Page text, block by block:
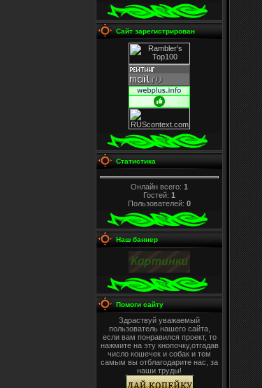
Сайт зарегистрирован
Статистика
Онлайн всего: 1
Гостей: 1
Пользователей: 0
Наш баннер
Помоги сайту
Здраствуй уважаемый
пользователь нашего сайта,
если вам понравился проект, то
нажмите на эту кнопочку,отгадав
число кошечек и собак и тем
самым вы отблагодарите нас, за
наши труды!